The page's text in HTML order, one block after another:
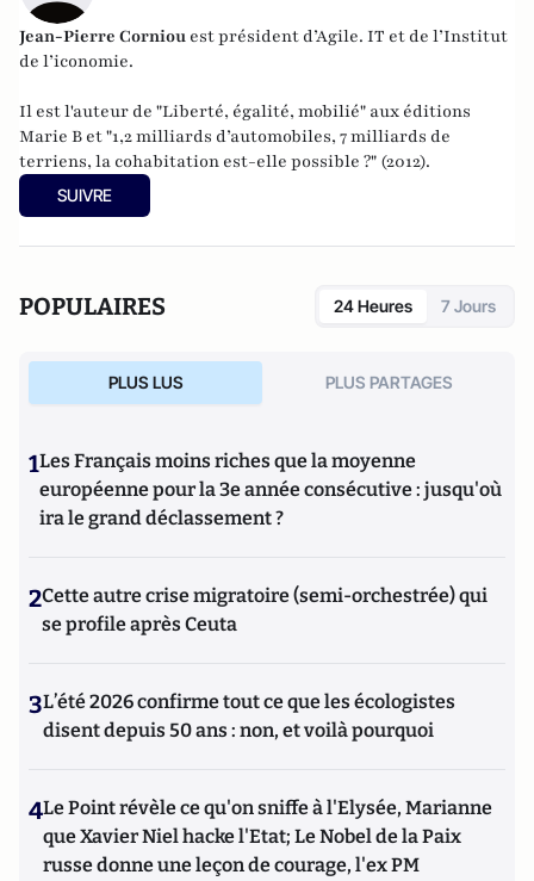
Jean-Pierre Corniou est président d’Agile. IT et de l’Institut
de l’iconomie.
Il est l'auteur de "Liberté, égalité, mobilié" aux éditions
Marie B et "1,2 milliards d’automobiles, 7 milliards de
terriens, la cohabitation est-elle possible ?" (2012).
SUIVRE
POPULAIRES 24 Heures 7 Jours
PLUS LUS PLUS PARTAGES
1Les Français moins riches que la moyenne
européenne pour la 3e année consécutive : jusqu'où
ira le grand déclassement ?
2Cette autre crise migratoire (semi-orchestrée) qui
se profile après Ceuta
3L’été 2026 confirme tout ce que les écologistes
disent depuis 50 ans : non, et voilà pourquoi
4Le Point révèle ce qu'on sniffe à l'Elysée, Marianne
que Xavier Niel hacke l'Etat; Le Nobel de la Paix
russe donne une leçon de courage, l'ex PM